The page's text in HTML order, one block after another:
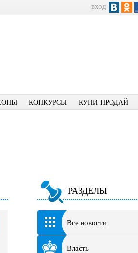
вход
КОНКУРСЫ КУПИ-ПРОДАЙ
РАЗДЕЛЫ
Все новости
Власть